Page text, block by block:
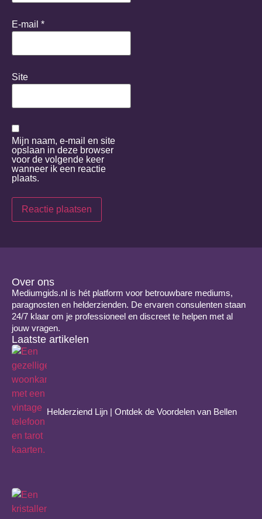
E-mail *
Site
Mijn naam, e-mail en site
opslaan in deze browser
voor de volgende keer
wanneer ik een reactie
plaats.
Over ons
Mediumgids.nl is hét platform voor betrouwbare mediums,
paragnosten en helderzienden. De ervaren consulenten staan
24/7 klaar om je professioneel en discreet te helpen met al
jouw vragen.
Laatste artikelen
Helderziend Lijn | Ontdek de Voordelen van Bellen